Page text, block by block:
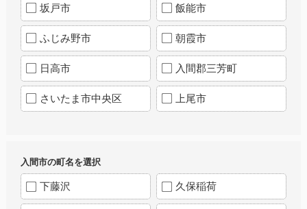
坂戸市 飯能市
ふじみ野市 朝霞市
日高市 入間郡三芳町
さいたま市中央区 上尾市
入間市の町名を選択
下藤沢 久保稲荷